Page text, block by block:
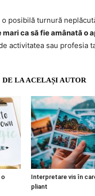
posibilă turnură
ca să fie amânată o
activitatea sau profesia
DE LA ACELAȘI AUTOR
o
Interpretare vis în
pliant